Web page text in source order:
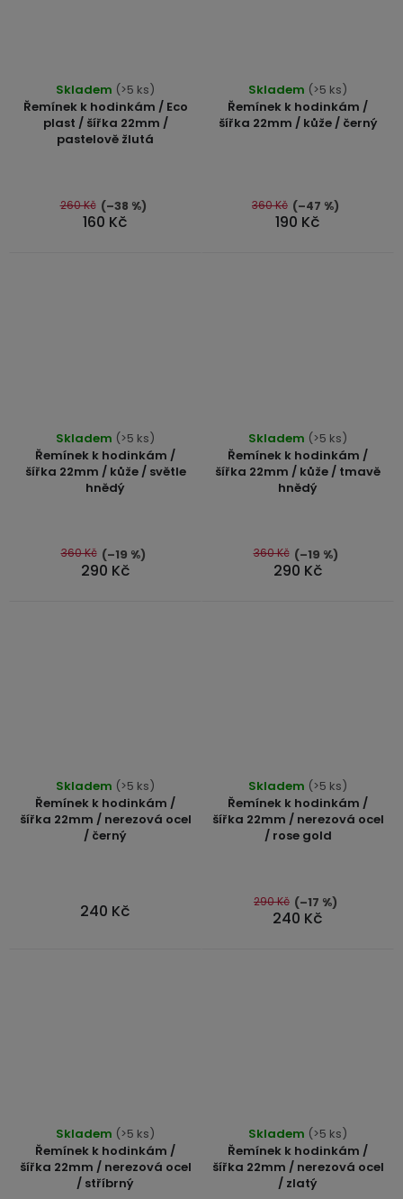
Řemínek k hodinkám / Eco
plast / šířka 22mm /
pastelově žlutá
Skladem (>5 ks)
160 Kč
260 Kč (–38 %)
Řemínek k hodinkám /
šířka 22mm / kůže / černý
hodnocení
produktu
5
hvězdiček.
Skladem (>5 ks)
190 Kč
360 Kč (–47 %)
Řemínek k hodinkám /
šířka 22mm / kůže / světle
hnědý
hodnocení
produktu
je
5
hvězdiček.
Skladem (>5 ks)
290 Kč
360 Kč (–19 %)
Řemínek k hodinkám /
šířka 22mm / kůže / tmavě
hnědý
Skladem (>5 ks)
290 Kč
360 Kč (–19 %)
Řemínek k hodinkám /
šířka 22mm / nerezová ocel
/ černý
hodnocení
produktu
je
5
Skladem (>5 ks)
240 Kč
Řemínek k hodinkám /
šířka 22mm / nerezová ocel
/ rose gold
Skladem (>5 ks)
240 Kč
290 Kč (–17 %)
Řemínek k hodinkám /
šířka 22mm / nerezová ocel
/ stříbrný
hodnocení
produktu
je
Skladem (>5 ks)
Řemínek k hodinkám /
šířka 22mm / nerezová ocel
/ zlatý
Skladem (>5 ks)